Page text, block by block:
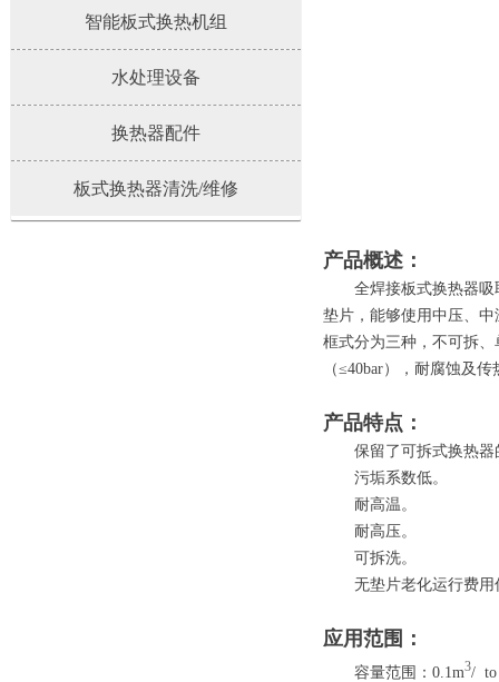
产品概述：
全焊接板式换热器吸取
垫片，能够使用中压、
框式分为三种，不可拆
（≤40bar），耐腐蚀及
产品特点：
保留了可拆式换热器
污垢系数低。
耐高温。
耐高压。
可拆洗。
无垫片老化运行费用
应用范围：
容量范围：0.1m3/ to
智能板式换热机组
水处理设备
换热器配件
板式换热器清洗/维修